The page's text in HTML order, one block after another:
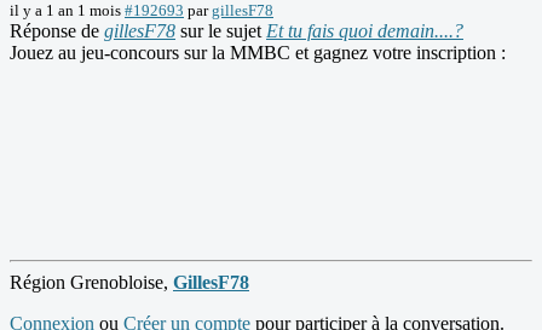
il y a 1 an 1 mois #192693 pargillesF78
Réponse de gillesF78 sur le sujet Et tu fais quoi demain....?
Jouez au jeu-concours sur la MMBC et gagnez votre inscription :
Région Grenobloise, GillesF78
Connexion ou Créer un compte pour participer à la conversation.